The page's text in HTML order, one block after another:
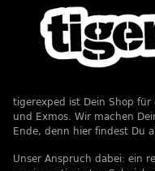
tigerexped ist Dein Shop für
und Exmos. Wir machen
Ende, denn hier findest Du
Unser Anspruch dabei: ein